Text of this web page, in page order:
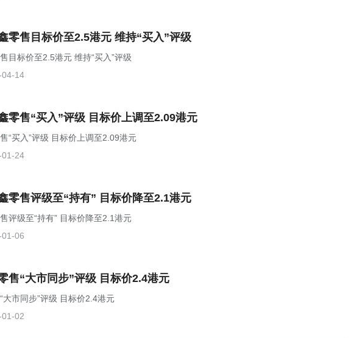
零售目标价至2.5港元 维持“买入”评级
目标价至2.5港元 维持“买入”评级
04-14
零售“买入”评级 目标价上调至2.09港元
“买入”评级 目标价上调至2.09港元
01-24
零售评级至“持有” 目标价降至2.1港元
评级至“持有” 目标价降至2.1港元
06
售“大市同步”评级 目标价2.4港元
大市同步”评级 目标价2.4港元
02